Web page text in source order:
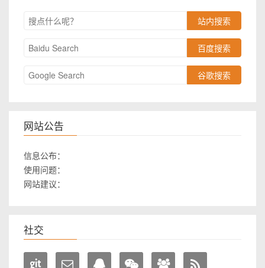
站内搜索
百度搜索
谷歌搜索
网站公告
信息公布：
使用问题：
网站建议：
社交